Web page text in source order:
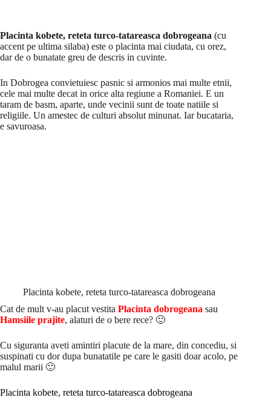
Placinta kobete, reteta turco-tatareasca dobrogeana (cu
accent pe ultima silaba) este o placinta mai ciudata, cu orez,
dar de o bunatate greu de descris in cuvinte.
In Dobrogea convietuiesc pasnic si armonios mai multe etnii,
cele mai multe decat in orice alta regiune a Romaniei. E un
taram de basm, aparte, unde vecinii sunt de toate natiile si
religiile. Un amestec de culturi absolut minunat. Iar bucataria,
e savuroasa.
Placinta kobete, reteta turco-tatareasca dobrogeana
Cat de mult v-au placut vestita Placinta dobrogeana sau
Hamsiile prajite, alaturi de o bere rece? 🙂
Cu siguranta aveti amintiri placute de la mare, din concediu, si
suspinati cu dor dupa bunatatile pe care le gasiti doar acolo, pe
malul marii 🙂
Placinta kobete, reteta turco-tatareasca dobrogeana